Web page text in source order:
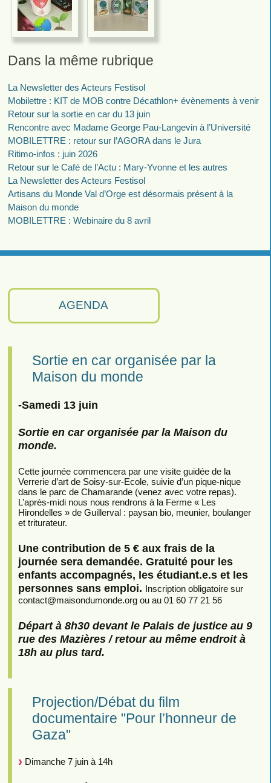
AGENDA
Sortie en car organisée par la
Maison du monde
-Samedi 13 juin
Sortie en car organisée par la Maison du
monde.
Cette journée commencera par une visite guidée de la
Verrerie d’art de Soisy-sur-Ecole, suivie d’un pique-nique
dans le parc de Chamarande (venez avec votre repas).
L’après-midi nous nous rendrons à la Ferme « Les
Hirondelles » de Guillerval : paysan bio, meunier, boulanger
et triturateur.
Une contribution de 5 € aux frais de la
journée sera demandée. Gratuité pour les
enfants accompagnés, les étudiant.e.s et les
personnes sans emploi. Inscription obligatoire sur
contact@maisondumonde.org ou au 01 60 77 21 56
Départ à 8h30 devant le Palais de justice au 9
rue des Mazières / retour au même endroit à
18h au plus tard.
Projection/Débat du film
documentaire "Pour l’honneur de
Gaza"
Dimanche 7 juin à 14h
Dans la même rubrique
La Newsletter des Acteurs Festisol
Mobilettre : KIT de MOB contre Décathlon+ évènements à venir
Retour sur la sortie en car du 13 juin
Rencontre avec Madame George Pau-Langevin à l’Université
MOBILETTRE : retour sur l’AGORA dans le Jura
Ritimo-infos : juin 2026
Retour sur le Café de l’Actu : Mary-Yvonne et les autres
La Newsletter des Acteurs Festisol
Artisans du Monde Val d’Orge est désormais présent à la
Maison du monde
MOBILETTRE : Webinaire du 8 avril